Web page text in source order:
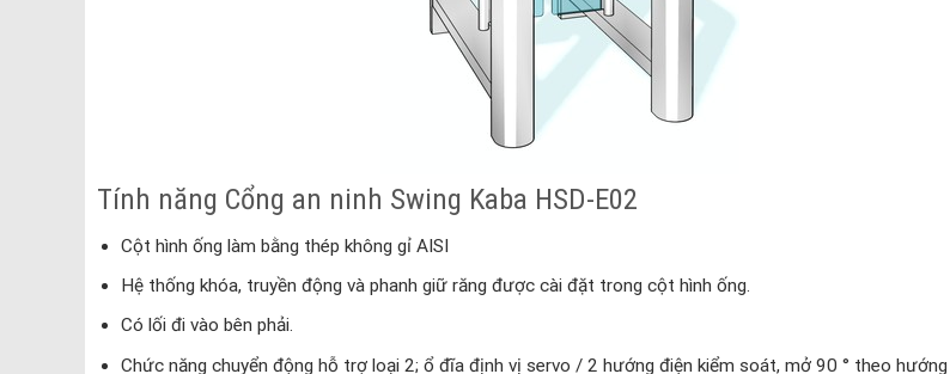
Tính năng Cổng an ninh Swing Kaba HSD-E02
Cột hình ống làm bằng thép không gỉ AISI
Hệ thống khóa, truyền động và phanh giữ răng được cài đặt trong cột hình ống.
Có lối đi vào bên phải.
Chức năng chuyển động hỗ trợ loại 2; ổ đĩa định vị servo / 2 hướng điện kiểm soát, mở 90 ° theo hướng